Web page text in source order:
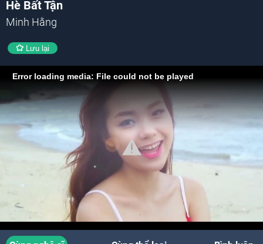
Hè Bất Tận
Minh Hằng
Lưu lại
Error loading media: File could not be played